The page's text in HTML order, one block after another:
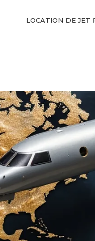
LOCATION DE JET